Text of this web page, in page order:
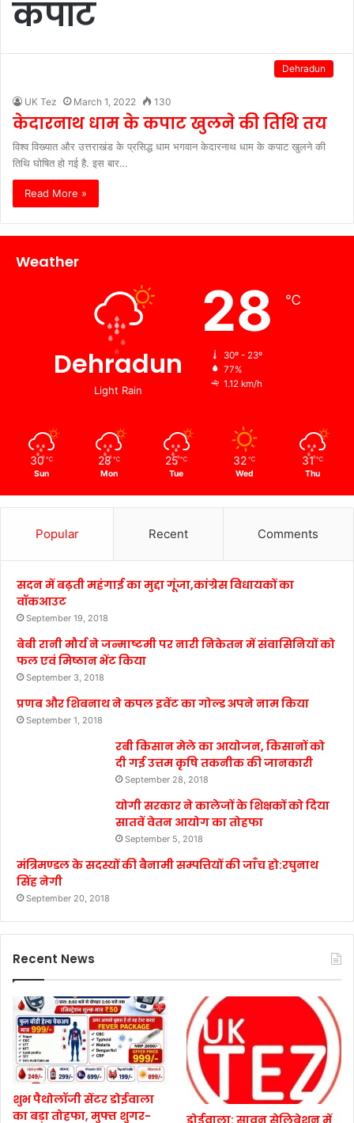
कपाट
Dehradun
UK Tez March 1, 2022 130
केदारनाथ धाम के कपाट खुलने की तिथि तय
विश्व विख्यात और उत्तराखंड के प्रसिद्ध धाम भगवान केदारनाथ धाम के कपाट खुलने की
तिथि घोषित हो गई है. इस बार…
Read More »
Weather
Dehradun
Light Rain
28 ℃
30º - 23º
77%
1.12 km/h
30 ℃
Sun
28 ℃
Mon
25 ℃
Tue
32 ℃
Wed
31 ℃
Thu
Popular Recent Comments
सदन में बढ़ती महंगाई का मुद्दा गूंजा,कांग्रेस विधायकों का
वॉकआउट
September 19, 2018
बेबी रानी मौर्य ने जन्माष्टमी पर नारी निकेतन में संवासिनियों को
फल एवं मिष्ठान भेंट किया
September 3, 2018
प्रणब और शिबनाथ ने कपल इवेंट का गोल्ड अपने नाम किया
September 1, 2018
रबी किसान मेले का आयोजन, किसानों को
दी गई उत्तम कृषि तकनीक की जानकारी
September 28, 2018
योगी सरकार ने कालेजों के शिक्षकों को दिया
सातवें वेतन आयोग का तोहफा
September 5, 2018
मंत्रिमण्डल के सदस्यों की बैनामी सम्पत्तियों की जाँच हो:रघुनाथ
सिंह नेगी
September 20, 2018
Recent News
शुभ पैथोलॉजी सेंटर डोईवाला
का बड़ा तोहफा, मुफ्त शुगर-
डोईवाला: सावन सेलिब्रेशन में